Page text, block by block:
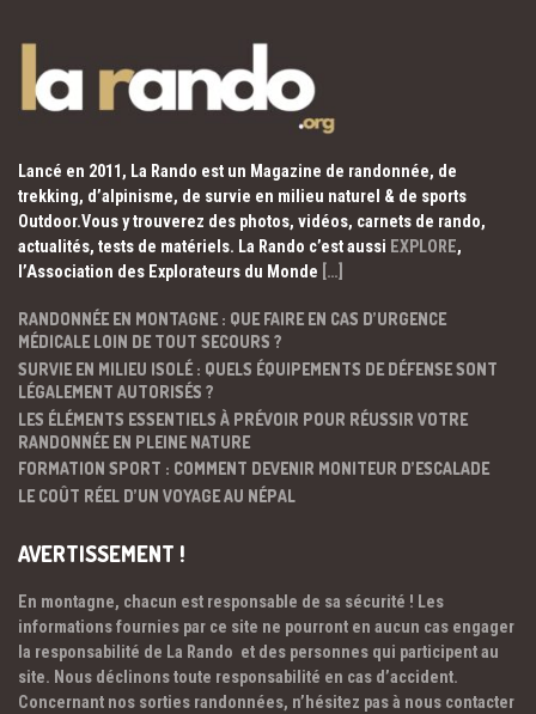
Lancé en 2011, La Rando est un Magazine de randonnée, de
trekking, d’alpinisme, de survie en milieu naturel & de sports
Outdoor.Vous y trouverez des photos, vidéos, carnets de rando,
actualités, tests de matériels. La Rando c’est aussi EXPLORE,
l’Association des Explorateurs du Monde […]
RANDONNÉE EN MONTAGNE : QUE FAIRE EN CAS D’URGENCE
MÉDICALE LOIN DE TOUT SECOURS ?
SURVIE EN MILIEU ISOLÉ : QUELS ÉQUIPEMENTS DE DÉFENSE SONT
LÉGALEMENT AUTORISÉS ?
LES ÉLÉMENTS ESSENTIELS À PRÉVOIR POUR RÉUSSIR VOTRE
RANDONNÉE EN PLEINE NATURE
FORMATION SPORT : COMMENT DEVENIR MONITEUR D’ESCALADE
LE COÛT RÉEL D’UN VOYAGE AU NÉPAL
AVERTISSEMENT !
En montagne, chacun est responsable de sa sécurité ! Les
informations fournies par ce site ne pourront en aucun cas engager
la responsabilité de La Rando et des personnes qui participent au
site. Nous déclinons toute responsabilité en cas d’accident.
Concernant nos sorties randonnées, n’hésitez pas à nous contacter